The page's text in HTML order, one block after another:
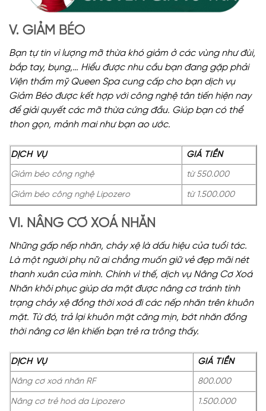
V. GIẢM BÉO
Bạn tự tin vì lượng mỡ thừa khó giảm ở các vùng như đùi,
bắp tay, bụng,… Hiểu được nhu cầu bạn đang gặp phải
Viện thẩm mỹ Queen Spa cung cấp cho bạn dịch vụ
Giảm Béo được kết hợp với công nghệ tân tiến hiện nay
để giải quyết các mỡ thừa cứng đầu. Giúp bạn có thể
thon gọn, mảnh mai như bạn ao ước.
DỊCH VỤ GIÁ TIỀN
Giảm béo công nghệ từ 550.000
Giảm béo công nghệ Lipozero từ 1.500.000
VI. NÂNG CƠ XOÁ NHĂN
Những gấp nếp nhăn, chảy xệ là dấu hiệu của tuổi tác.
Là một người phụ nữ ai chẳng muốn giữ vẻ đẹp mãi nét
thanh xuân của mình. Chính vì thế, dịch vụ Nâng Cơ Xoá
Nhăn khôi phục giúp da mặt được nâng cơ tránh tình
trạng chảy xệ đồng thời xoá đi các nếp nhăn trên khuôn
mặt. Từ đó, trả lại khuôn mặt căng mịn, bớt nhăn đồng
thời nâng cơ lên khiến bạn trẻ ra trông thấy.
DỊCH VỤ GIÁ TIỀN
Nâng cơ xoá nhăn RF 800.000
Nâng cơ trẻ hoá da Lipozero 1.500.000